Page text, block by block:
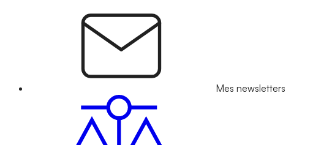
Mes newsletters